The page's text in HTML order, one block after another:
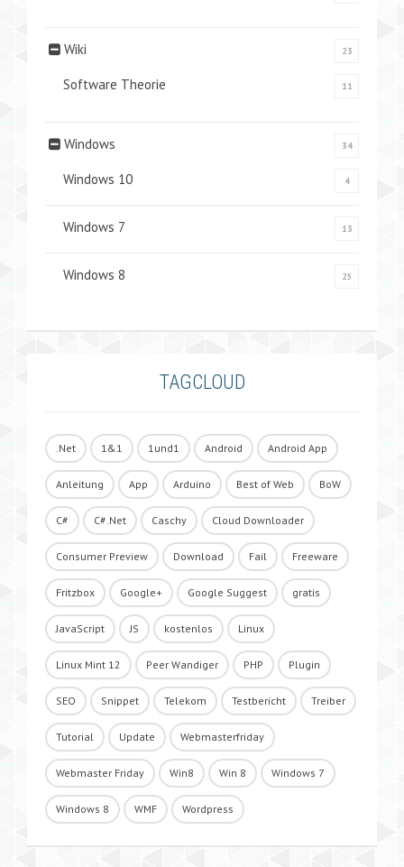
Wiki 23
Software Theorie 11
Windows 34
Windows 10 4
Windows 7 13
Windows 8 25
TAGCLOUD
.Net 1&1 1und1 Android Android App
Anleitung App Arduino Best of Web BoW
C# C#.Net Caschy Cloud Downloader
Consumer Preview Download Fail Freeware
Fritzbox Google+ Google Suggest gratis
JavaScript JS kostenlos Linux
Linux Mint 12 Peer Wandiger PHP Plugin
SEO Snippet Telekom Testbericht Treiber
Tutorial Update Webmasterfriday
Webmaster Friday Win8 Win 8 Windows 7
Windows 8 WMF Wordpress